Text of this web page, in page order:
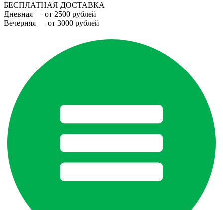
БЕСПЛАТНАЯ ДОСТАВКА
Дневная — от 2500 рублей
Вечерняя — от 3000 рублей